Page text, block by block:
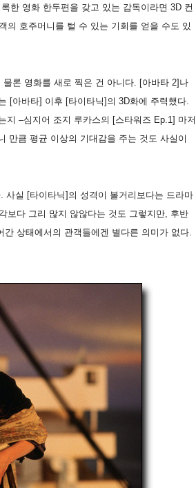
한 영화 한두편을 갖고 있는 감독이라면 3D 컨
의 호주머니를 털 수 있는 기회를 얻을 수도 있
론 영화를 새로 찍은 건 아니다. [아바타 2]나
[아바타] 이후 [타이타닉]의 3D화에 주력했다.
지 –심지어 조지 루카스의 [스타워즈 Ep.1] 마저
만큼 평균 이상의 기대감을 주는 것도 사실이
사실 [타이타닉]의 성격이 볼거리보다는 드라마
보다 그리 많지 않않다는 것도 그렇지만, 후반
상태에서의 관객들에겐 별다른 의미가 없다.